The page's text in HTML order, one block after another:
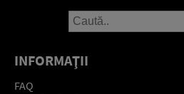
INFORMAŢII
FAQ